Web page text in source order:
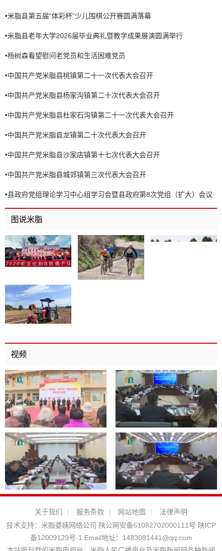
•米脂县第五届“体彩杯”少儿围棋公开赛圆满落幕
•米脂县老年大学2026届毕业典礼暨教学成果展演圆满举行
•杨树森看望慰问老党员和生活困难党员
•中国共产党米脂县桃镇第二十一次代表大会召开
•中国共产党米脂县杨家沟镇第二十次代表大会召开
•中国共产党米脂县杜家石沟镇第二十一次代表大会召开
•中国共产党米脂县龙镇第二十次代表大会召开
•中国共产党米脂县沙家店镇第十七次代表大会召开
•中国共产党米脂县城郊镇第三次代表大会召开
•县政府党组理论学习中心组学习会暨县政府第8次党组（扩大）会议
召开
图说米脂
视频
关于我们 | 服务条款 | 网站地图 |
法律声明
技术支持： 米脂婆姨网络公司 陕公网安备61082702000111号 陕ICP
备12009129号-1 Email地址： 1483081441@qq.com